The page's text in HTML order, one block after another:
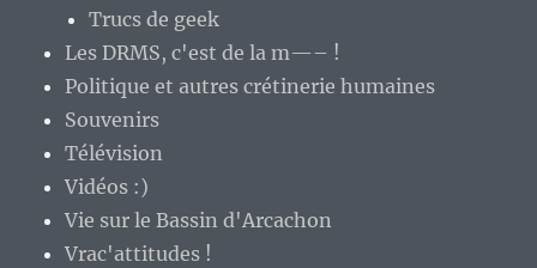
Trucs de geek
Les DRMS, c'est de la m—– !
Politique et autres crétinerie humaines
Souvenirs
Télévision
Vidéos :)
Vie sur le Bassin d'Arcachon
Vrac'attitudes !